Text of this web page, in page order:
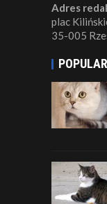
Adres
plac
35-005